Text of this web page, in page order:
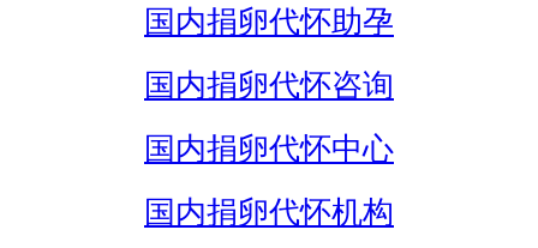
国内捐卵代怀助孕
国内捐卵代怀咨询
国内捐卵代怀中心
国内捐卵代怀机构